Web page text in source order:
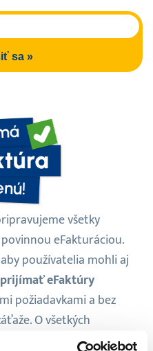
všetky
eFakturáciou.
používatelia mohli aj
eFaktúry
požiadavkami a bez
O všetkých
vás budeme